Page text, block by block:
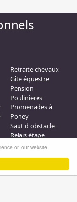
on our website.
Retraite chevaux
Gîte équestre
Pension -
Poulinieres
Promenades à
Poney
Saut d obstacle
Relais étape